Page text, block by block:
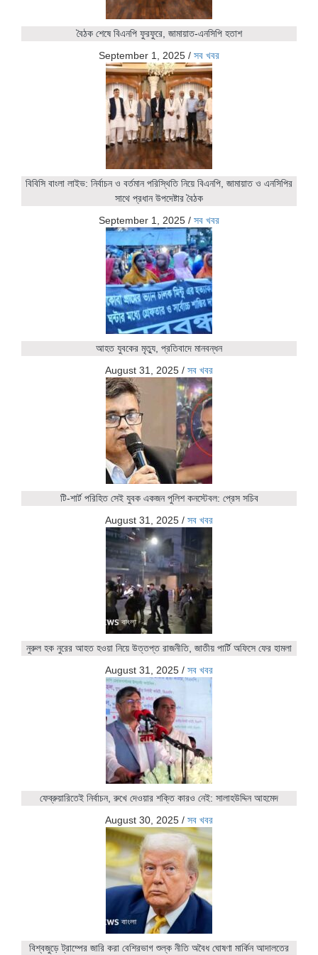
বৈঠক শেষে বিএনপি ফুরফুরে, জামায়াত-এনসিপি হতাশ
September 1, 2025 / সব খবর
বিবিসি বাংলা লাইভ: নির্বাচন ও বর্তমান পরিস্থিতি নিয়ে বিএনপি, জামায়াত ও এনসিপির
সাথে প্রধান উপদেষ্টার বৈঠক
September 1, 2025 / সব খবর
আহত যুবকের মৃত্যু, প্রতিবাদে মানবন্ধন
August 31, 2025 / সব খবর
টি-শার্ট পরিহিত সেই যুবক একজন পুলিশ কনস্টেবল: প্রেস সচিব
August 31, 2025 / সব খবর
নুরুল হক নুরের আহত হওয়া নিয়ে উত্তপ্ত রাজনীতি, জাতীয় পার্টি অফিসে ফের হামলা
August 31, 2025 / সব খবর
ফেব্রুয়ারিতেই নির্বাচন, রুখে দেওয়ার শক্তি কারও নেই: সালাহউদ্দিন আহমেদ
August 30, 2025 / সব খবর
বিশ্বজুড়ে ট্রাম্পের জারি করা বেশিরভাগ শুল্ক নীতি অবৈধ ঘোষণা মার্কিন আদালতের